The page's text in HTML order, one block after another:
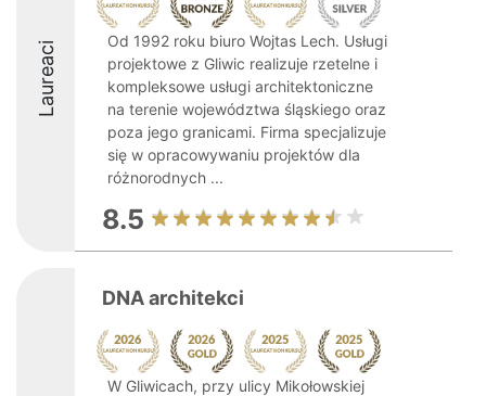
Laureaci
Od 1992 roku biuro Wojtas Lech. Usługi
projektowe z Gliwic realizuje rzetelne i
kompleksowe usługi architektoniczne
na terenie województwa śląskiego oraz
poza jego granicami. Firma specjalizuje
się w opracowywaniu projektów dla
różnorodnych ...
8.5
DNA architekci
W Gliwicach, przy ulicy Mikołowskiej